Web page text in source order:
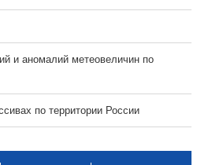
и аномалий метеовеличин по
по территории России